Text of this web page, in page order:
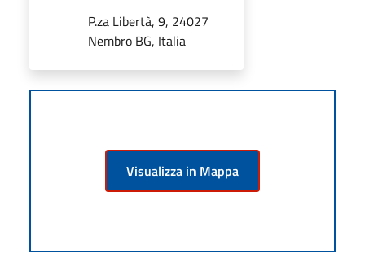
P.za Libertà, 9, 24027
Nembro BG, Italia
Visualizza in Mappa